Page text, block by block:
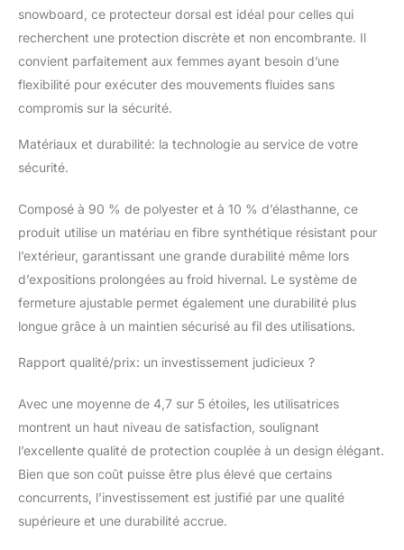
snowboard, ce protecteur dorsal est idéal pour celles qui
recherchent une protection discrète et non encombrante. Il
convient parfaitement aux femmes ayant besoin d’une
flexibilité pour exécuter des mouvements fluides sans
compromis sur la sécurité.
Matériaux et durabilité: la technologie au service de votre
sécurité.
Composé à 90 % de polyester et à 10 % d’élasthanne, ce
produit utilise un matériau en fibre synthétique résistant pour
l’extérieur, garantissant une grande durabilité même lors
d’expositions prolongées au froid hivernal. Le système de
fermeture ajustable permet également une durabilité plus
longue grâce à un maintien sécurisé au fil des utilisations.
Rapport qualité/prix: un investissement judicieux ?
Avec une moyenne de 4,7 sur 5 étoiles, les utilisatrices
montrent un haut niveau de satisfaction, soulignant
l’excellente qualité de protection couplée à un design élégant.
Bien que son coût puisse être plus élevé que certains
concurrents, l’investissement est justifié par une qualité
supérieure et une durabilité accrue.